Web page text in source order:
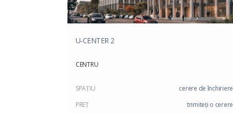
U-CENTER 2
CENTRU
SPAŢIU
cerere de închiriere
PREŢ
trimiteți o cerere